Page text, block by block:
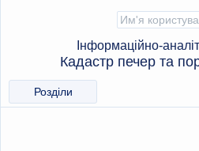
Інформаційно-
Кадастр печер та
Розділи